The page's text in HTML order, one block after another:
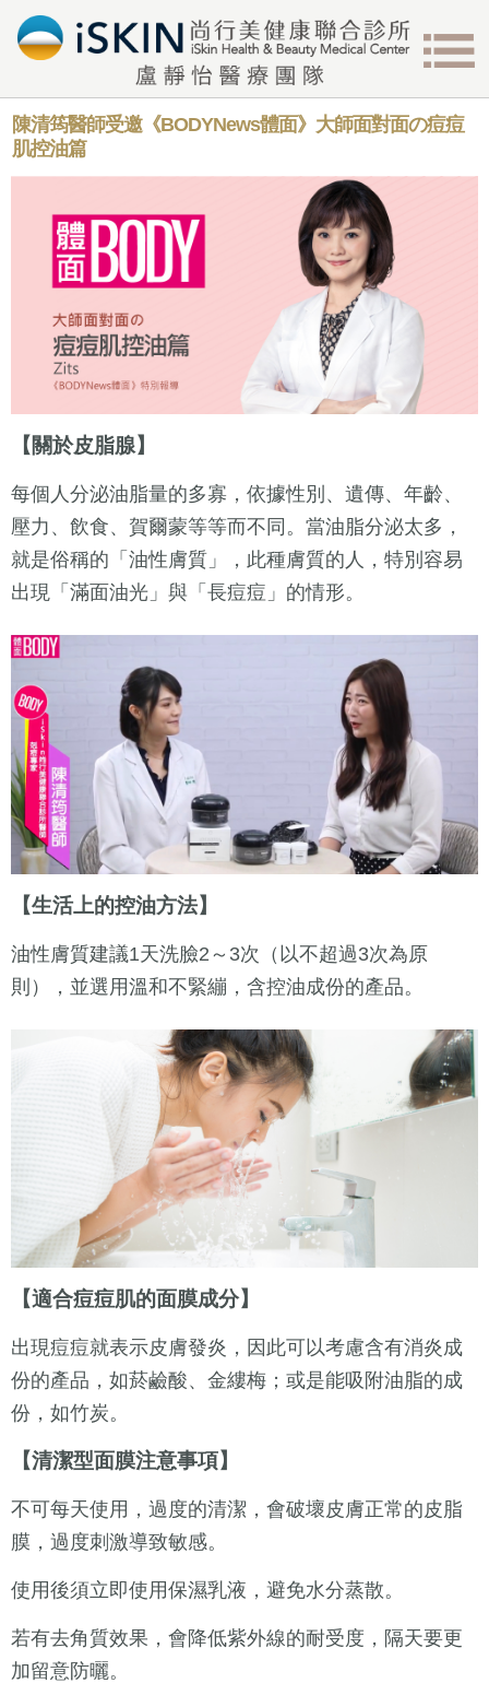
陳清筠醫師受邀《BODYNews體面》大師面對面の痘痘
肌控油篇
【關於皮脂腺】
每個人分泌油脂量的多寡，依據性別、遺傳、年齡、
壓力、飲食、賀爾蒙等等而不同。當油脂分泌太多，
就是俗稱的「油性膚質」，此種膚質的人，特別容易
出現「滿面油光」與「長痘痘」的情形。
【生活上的控油方法】
油性膚質建議1天洗臉2～3次（以不超過3次為原
則），並選用溫和不緊繃，含控油成份的產品。
【適合痘痘肌的面膜成分】
出現痘痘就表示皮膚發炎，因此可以考慮含有消炎成
份的產品，如菸鹼酸、金縷梅；或是能吸附油脂的成
份，如竹炭。
【清潔型面膜注意事項】
不可每天使用，過度的清潔，會破壞皮膚正常的皮脂
膜，過度刺激導致敏感。
使用後須立即使用保濕乳液，避免水分蒸散。
若有去角質效果，會降低紫外線的耐受度，隔天要更
加留意防曬。